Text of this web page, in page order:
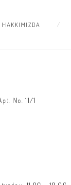
HAKKIMIZDA
No. 11/1